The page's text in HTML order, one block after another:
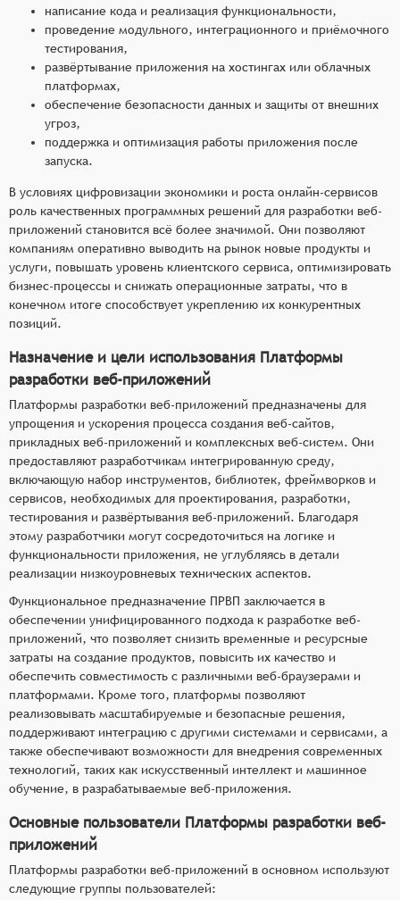
написание кода и реализация функциональности,
проведение модульного, интеграционного и приёмочного
тестирования,
развёртывание приложения на хостингах или облачных
платформах,
обеспечение безопасности данных и защиты от внешних
угроз,
поддержка и оптимизация работы приложения после
запуска.
В условиях цифровизации экономики и роста онлайн-сервисов
роль качественных программных решений для разработки веб-
приложений становится всё более значимой. Они позволяют
компаниям оперативно выводить на рынок новые продукты и
услуги, повышать уровень клиентского сервиса, оптимизировать
бизнес-процессы и снижать операционные затраты, что в
конечном итоге способствует укреплению их конкурентных
позиций.
Назначение и цели использования Платформы
разработки веб-приложений
Платформы разработки веб-приложений предназначены для
упрощения и ускорения процесса создания веб-сайтов,
прикладных веб-приложений и комплексных веб-систем. Они
предоставляют разработчикам интегрированную среду,
включающую набор инструментов, библиотек, фреймворков и
сервисов, необходимых для проектирования, разработки,
тестирования и развёртывания веб-приложений. Благодаря
этому разработчики могут сосредоточиться на логике и
функциональности приложения, не углубляясь в детали
реализации низкоуровневых технических аспектов.
Функциональное предназначение ПРВП заключается в
обеспечении унифицированного подхода к разработке веб-
приложений, что позволяет снизить временные и ресурсные
затраты на создание продуктов, повысить их качество и
обеспечить совместимость с различными веб-браузерами и
платформами. Кроме того, платформы позволяют
реализовывать масштабируемые и безопасные решения,
поддерживают интеграцию с другими системами и сервисами, а
также обеспечивают возможности для внедрения современных
технологий, таких как искусственный интеллект и машинное
обучение, в разрабатываемые веб-приложения.
Основные пользователи Платформы разработки веб-
приложений
Платформы разработки веб-приложений в основном используют
следующие группы пользователей: